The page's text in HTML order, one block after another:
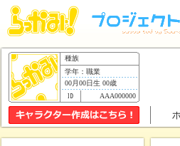
種族
学年：職業
00月00日生 00歳
AAA000000